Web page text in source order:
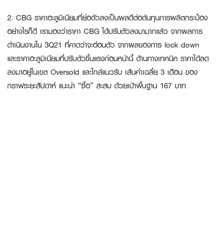
2. CBG ราคาอะลูมิเนียมที่ย่อตัวลงเป็นผลดีต่อต้นทุนการผลิตกระป๋อง
อย่างไรก็ดี เรามองว่าราคา CBG ได้ปรับตัวลงมามากแล้ว จากผลการ
ดำเนินงานใน 3Q21 ที่คาดว่าจะอ่อนตัว จากผลของการ lock down
และราคาอะลูมิเนียมที่ปรับตัวขึ้นแรงก่อนหน้านี้ ด้านทางเทคนิค ราคาได้ลด
ลงมาอยู่ในเขต Oversold และใกล้แนวรับ เส้นค่าเฉลี่ย 3 เดือน ของ
กราฟระยะสัปดาห์ แนะนำ “ซื้อ” สะสม ด้วยเป้าพื้นฐาน 167 บาท